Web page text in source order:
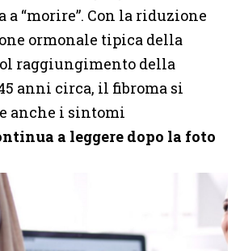
“morire”. Con la riduzione
ormonale tipica della
raggiungimento della
anni circa, il fibroma si
anche i sintomi
a leggere dopo la foto